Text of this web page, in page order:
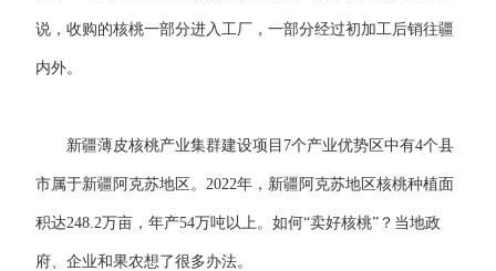
说，收购的核桃一部分进入工厂，一部分经过初加工后销往疆
内外。
新疆薄皮核桃产业集群建设项目7个产业优势区中有4个县
市属于新疆阿克苏地区。2022年，新疆阿克苏地区核桃种植面
积达248.2万亩，年产54万吨以上。如何“卖好核桃”？当地政
府、企业和果农想了很多办法。